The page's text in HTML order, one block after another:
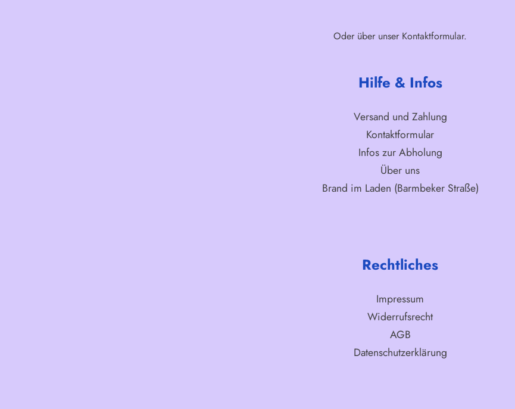
Oder über unser Kontaktformular.
Hilfe & Infos
Versand und Zahlung
Kontaktformular
Infos zur Abholung
Über uns
Brand im Laden (Barmbeker Straße)
Rechtliches
Impressum
Widerrufsrecht
AGB
Datenschutzerklärung